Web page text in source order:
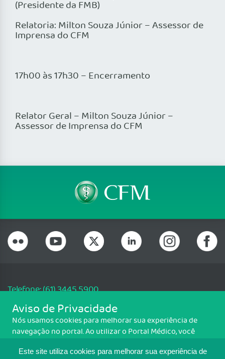
Este site utiliza cookies para melhorar sua experiência de
(Presidente da FMB)
Relatoria: Milton Souza Júnior – Assessor de
Imprensa do CFM
17h00 às 17h30 – Encerramento
Relator Geral – Milton Souza Júnior –
Assessor de Imprensa do CFM
Telefone: (61) 3445 5900
Email: cfm@portalmedico.org.br
SGAS 616, Conjunto D, Lote 115, L2 Sul, Brasília/DF - CEP: 70200-760 -
CNPJ: 33.583.550/0001-30
Aviso de Privacidade
Nós usamos cookies para melhorar sua experiência de
navegação no portal. Ao utilizar o Portal Médico, você
Para ter mais informações sobre como isso é feito, acesse